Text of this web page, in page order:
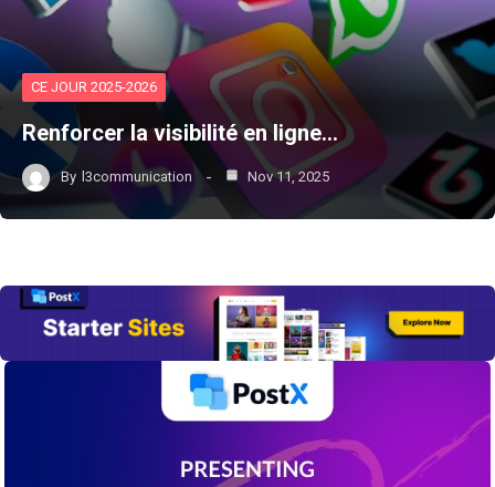
CE JOUR 2025-2026
Renforcer la visibilité en ligne…
By l3communication Nov 11, 2025